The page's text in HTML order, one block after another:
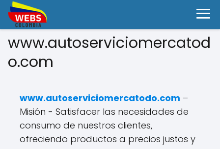
www.autoserviciomercatod
o.com
www.autoserviciomercatodo.com –
Misión - Satisfacer las necesidades de
consumo de nuestros clientes,
ofreciendo productos a precios justos y